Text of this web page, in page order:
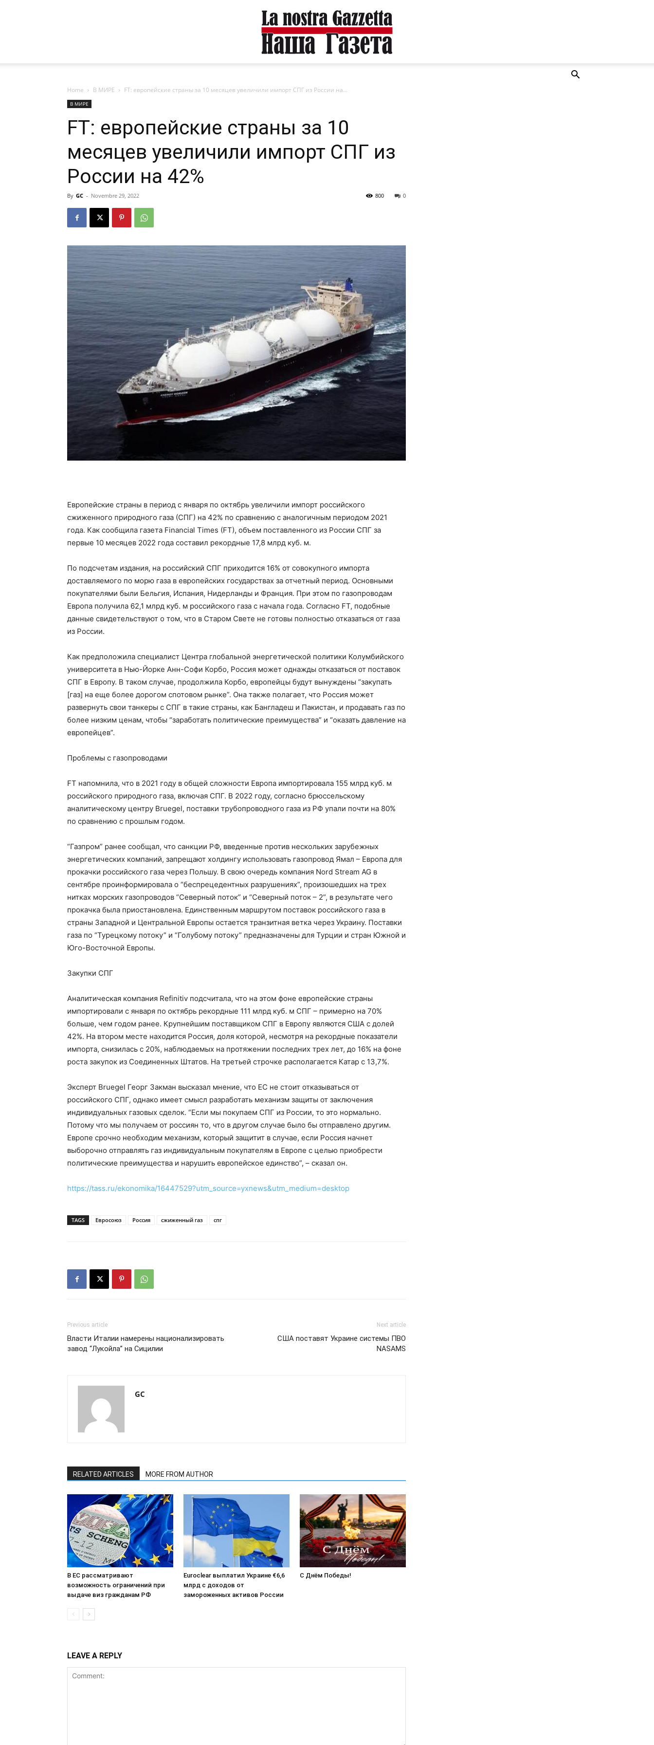
Home В МИРЕ FT: европейские страны за 10 месяцев увеличили импорт СПГ из России на...
В МИРЕ
FT: европейские страны за 10
месяцев увеличили импорт СПГ из
России на 42%
By GC - Novembre 29, 2022 0
800
Европейские страны в период с января по октябрь увеличили импорт российского
сжиженного природного газа (СПГ) на 42% по сравнению с аналогичным периодом 2021
года. Как сообщила газета Financial Times (FT), объем поставленного из России СПГ за
первые 10 месяцев 2022 года составил рекордные 17,8 млрд куб. м.
По подсчетам издания, на российский СПГ приходится 16% от совокупного импорта
доставляемого по морю газа в европейских государствах за отчетный период. Основными
покупателями были Бельгия, Испания, Нидерланды и Франция. При этом по газопроводам
Европа получила 62,1 млрд куб. м российского газа с начала года. Согласно FT, подобные
данные свидетельствуют о том, что в Старом Свете не готовы полностью отказаться от газа
из России.
Как предположила специалист Центра глобальной энергетической политики Колумбийского
университета в Нью-Йорке Анн-Софи Корбо, Россия может однажды отказаться от поставок
СПГ в Европу. В таком случае, продолжила Корбо, европейцы будут вынуждены “закупать
[газ] на еще более дорогом спотовом рынке”. Она также полагает, что Россия может
развернуть свои танкеры с СПГ в такие страны, как Бангладеш и Пакистан, и продавать газ по
более низким ценам, чтобы “заработать политические преимущества” и “оказать давление на
европейцев”.
Проблемы с газопроводами
FT напомнила, что в 2021 году в общей сложности Европа импортировала 155 млрд куб. м
российского природного газа, включая СПГ. В 2022 году, согласно брюссельскому
аналитическому центру Bruegel, поставки трубопроводного газа из РФ упали почти на 80%
по сравнению с прошлым годом.
“Газпром” ранее сообщал, что санкции РФ, введенные против нескольких зарубежных
энергетических компаний, запрещают холдингу использовать газопровод Ямал – Европа для
прокачки российского газа через Польшу. В свою очередь компания Nord Stream AG в
сентябре проинформировала о “беспрецедентных разрушениях”, произошедших на трех
нитках морских газопроводов “Северный поток” и “Северный поток – 2”, в результате чего
прокачка была приостановлена. Единственным маршрутом поставок российского газа в
страны Западной и Центральной Европы остается транзитная ветка через Украину. Поставки
газа по “Турецкому потоку” и “Голубому потоку” предназначены для Турции и стран Южной и
Юго-Восточной Европы.
Закупки СПГ
Аналитическая компания Refinitiv подсчитала, что на этом фоне европейские страны
импортировали с января по октябрь рекордные 111 млрд куб. м СПГ – примерно на 70%
больше, чем годом ранее. Крупнейшим поставщиком СПГ в Европу являются США с долей
42%. На втором месте находится Россия, доля которой, несмотря на рекордные показатели
импорта, снизилась с 20%, наблюдаемых на протяжении последних трех лет, до 16% на фоне
роста закупок из Соединенных Штатов. На третьей строчке располагается Катар с 13,7%.
Эксперт Bruegel Георг Закман высказал мнение, что ЕС не стоит отказываться от
российского СПГ, однако имеет смысл разработать механизм защиты от заключения
индивидуальных газовых сделок. “Если мы покупаем СПГ из России, то это нормально.
Потому что мы получаем от россиян то, что в другом случае было бы отправлено другим.
Европе срочно необходим механизм, который защитит в случае, если Россия начнет
выборочно отправлять газ индивидуальным покупателям в Европе с целью приобрести
политические преимущества и нарушить европейское единство”, – сказал он.
https://tass.ru/ekonomika/16447529?utm_source=yxnews&utm_medium=desktop
TAGS Евросоюз Россия сжиженный газ спг
Previous article
Власти Италии намерены национализировать
завод “Лукойла” на Сицилии
Next article
США поставят Украине системы ПВО
NASAMS
GC
RELATED ARTICLES MORE FROM AUTHOR
В ЕС рассматривают
возможность ограничений при
выдаче виз гражданам РФ
Euroclear выплатил Украине €6,6
млрд с доходов от
замороженных активов России
С Днём Победы!
LEAVE A REPLY